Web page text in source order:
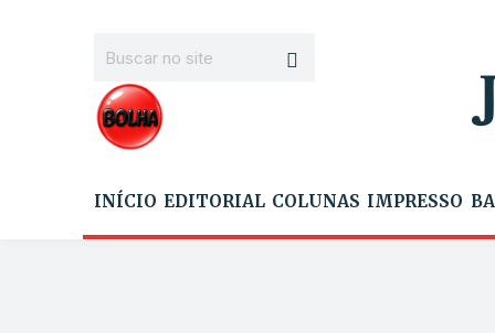
INÍCIO EDITORIAL COLUNAS IMPRESSO